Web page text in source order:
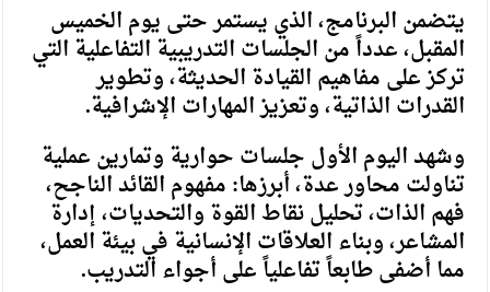
يتضمن البرنامج، الذي يستمر حتى يوم الخميس
المقبل، عدداً من الجلسات التدريبية التفاعلية التي
تركز على مفاهيم القيادة الحديثة، وتطوير
القدرات الذاتية، وتعزيز المهارات الإشرافية.
وشهد اليوم الأول جلسات حوارية وتمارين عملية
تناولت محاور عدة، أبرزها: مفهوم القائد الناجح،
فهم الذات، تحليل نقاط القوة والتحديات، إدارة
المشاعر، وبناء العلاقات الإنسانية في بيئة العمل،
مما أضفى طابعاً تفاعلياً على أجواء التدريب.